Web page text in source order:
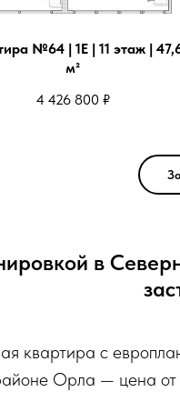
№64 | 1Е | 11 этаж |
м²
4 426 800 ₽
в
квартира с
Орла — цена от